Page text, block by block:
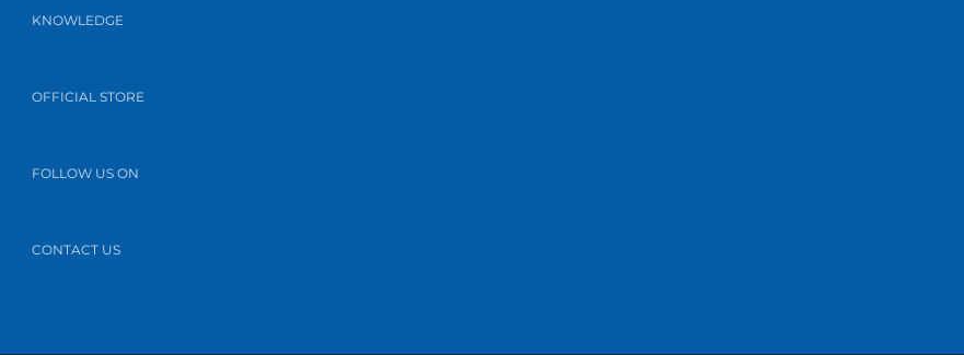
KNOWLEDGE
OFFICIAL STORE
FOLLOW US ON
CONTACT US